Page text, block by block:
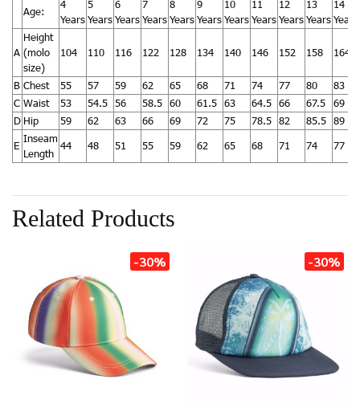
Age:
4
Years
5
Years
6
Years
7
Years
8
Years
9
Years
10
Years
11
Years
12
Years
13
Years
14
Years
A
Height
(molo
size)
104 110 116 122 128 134 140 146 152 158 164
B Chest 55 57 59 62 65 68 71 74 77 80
83
C Waist 53 54.5 56 58.5 60 61.5 63 64.5 66 67.5
69
D Hip 59 62 63 66 69 72 75 78.5 82 85.5 89
E
Inseam
Length
44 48 51 55 59 62 65 68 71 74 77
Related Products
-30% -30%